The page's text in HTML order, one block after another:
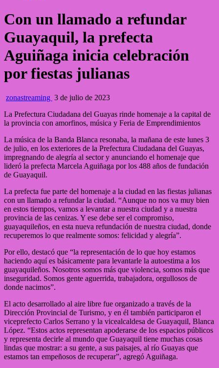
Con un llamado a refundar
Guayaquil, la prefecta
Aguiñaga inicia celebración
por fiestas julianas
zonastreaming 3 de julio de 2023
La Prefectura Ciudadana del Guayas rinde homenaje a la capital de
la provincia con amorfinos, música y Feria de Emprendimientos
La música de la Banda Blanca resonaba, la mañana de este lunes 3
de julio, en los exteriores de la Prefectura Ciudadana del Guayas,
impregnando de alegría al sector y anunciando el homenaje que
lideró la prefecta Marcela Aguiñaga por los 488 años de fundación
de Guayaquil.
La prefecta fue parte del homenaje a la ciudad en las fiestas julianas
con un llamado a refundar la ciudad. “Aunque no nos va muy bien
en estos tiempos, vamos a levantar a nuestra ciudad y a nuestra
provincia de las cenizas. Y ese debe ser el compromiso,
guayaquileños, en esta nueva refundación de nuestra ciudad, donde
recuperemos lo que realmente somos: felicidad y alegría”.
Por ello, destacó que “la representación de lo que hoy estamos
haciendo aquí es básicamente para levantarle la autoestima a los
guayaquileños. Nosotros somos más que violencia, somos más que
inseguridad. Somos gente aguerrida, trabajadora, orgullosos de
donde nacimos”.
El acto desarrollado al aire libre fue organizado a través de la
Dirección Provincial de Turismo, y en él también participaron el
viceprefecto Carlos Serrano y la vicealcaldesa de Guayaquil, Blanca
López. “Estos actos representan apoderarse de los espacios públicos
y representa decirle al mundo que Guayaquil tiene muchas cosas
lindas que mostrar: a su gente, a sus paisajes, al río Guayas que
estamos tan empeñosos de recuperar”, agregó Aguiñaga.